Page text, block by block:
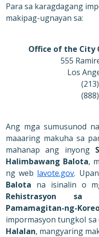
Para sa karagdagang
makipag-ugnayan sa:
Office of the City
555
Los
Ang mga sumusunod
maaaring makuha sa
mahanap ang inyong
Halimbawang Balota,
ng web lavote.gov.
Balota na isinalin o
Rehistrasyon sa
Pamamagitan-ng-
impormasyon tungkol
Halalan, mangyaring